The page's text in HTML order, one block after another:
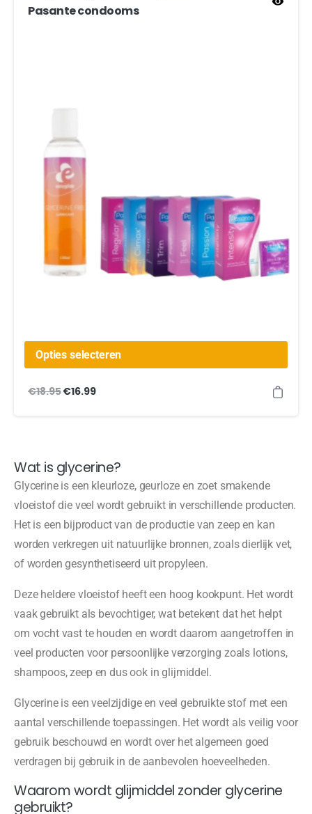
Pasante condooms
Opties selecteren
€18.95€16.99
Wat is glycerine?
Glycerine is een kleurloze, geurloze en zoet smakende
vloeistof die veel wordt gebruikt in verschillende producten.
Het is een bijproduct van de productie van zeep en kan
worden verkregen uit natuurlijke bronnen, zoals dierlijk vet,
of worden gesynthetiseerd uit propyleen.
Deze heldere vloeistof heeft een hoog kookpunt. Het wordt
vaak gebruikt als bevochtiger, wat betekent dat het helpt
om vocht vast te houden en wordt daarom aangetroffen in
veel producten voor persoonlijke verzorging zoals lotions,
shampoos, zeep en dus ook in glijmiddel.
Glycerine is een veelzijdige en veel gebruikte stof met een
aantal verschillende toepassingen. Het wordt als veilig voor
gebruik beschouwd en wordt over het algemeen goed
verdragen bij gebruik in de aanbevolen hoeveelheden.
Waarom wordt glijmiddel zonder glycerine
gebruikt?